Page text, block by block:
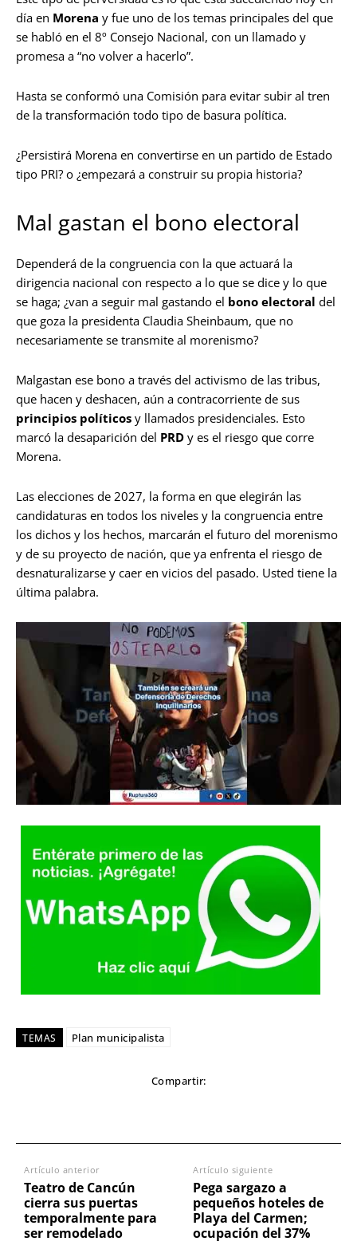
día en Morena y fue uno de los temas principales del que
se habló en el 8º Consejo Nacional, con un llamado y
promesa a “no volver a hacerlo”.
Hasta se conformó una Comisión para evitar subir al tren
de la transformación todo tipo de basura política.
¿Persistirá Morena en convertirse en un partido de Estado
tipo PRI? o ¿empezará a construir su propia historia?
Mal gastan el bono electoral
Dependerá de la congruencia con la que actuará la
dirigencia nacional con respecto a lo que se dice y lo que
se haga; ¿van a seguir mal gastando el bono electoral del
que goza la presidenta Claudia Sheinbaum, que no
necesariamente se transmite al morenismo?
Malgastan ese bono a través del activismo de las tribus,
que hacen y deshacen, aún a contracorriente de sus
principios políticos y llamados presidenciales. Esto
marcó la desaparición del PRD y es el riesgo que corre
Morena.
Las elecciones de 2027, la forma en que elegirán las
candidaturas en todos los niveles y la congruencia entre
los dichos y los hechos, marcarán el futuro del morenismo
y de su proyecto de nación, que ya enfrenta el riesgo de
desnaturalizarse y caer en vicios del pasado. Usted tiene la
última palabra.
TEMAS Plan municipalista
Compartir:
Artículo anterior
Teatro de Cancún
cierra sus puertas
temporalmente para
ser remodelado
Artículo siguiente
Pega sargazo a
pequeños hoteles de
Playa del Carmen;
ocupación del 37%